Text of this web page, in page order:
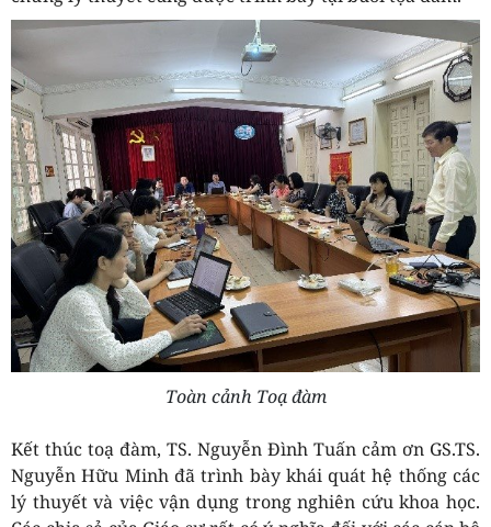
Toàn cảnh Toạ đàm
Kết thúc toạ đàm, TS. Nguyễn Đình Tuấn cảm ơn GS.TS.
Nguyễn Hữu Minh đã trình bày khái quát hệ thống các
lý thuyết và việc vận dụng trong nghiên cứu khoa học.